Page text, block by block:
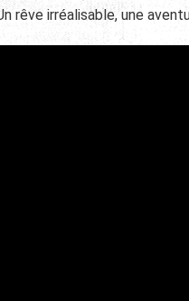
rêve irréalisable, une